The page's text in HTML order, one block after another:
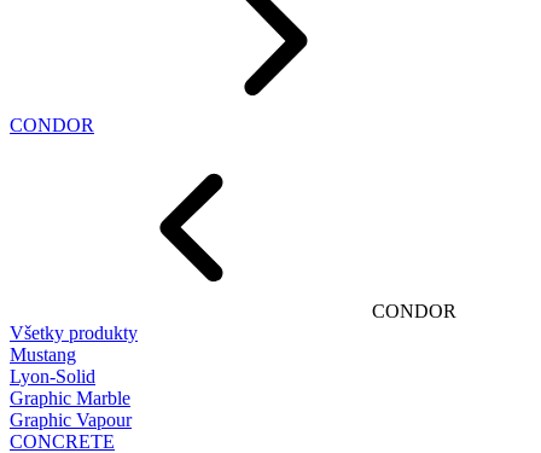
CONDOR
CONDOR
Všetky produkty
Mustang
Lyon-Solid
Graphic Marble
Graphic Vapour
CONCRETE